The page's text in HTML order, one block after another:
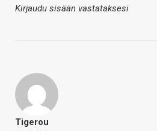
Kirjaudu sisään vastataksesi
Tigerou